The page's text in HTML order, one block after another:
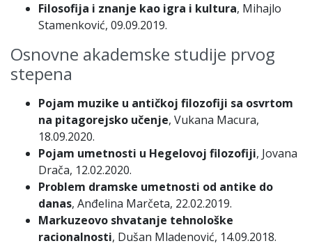
Filosofija i znanje kao igra i kultura, Mihajlo
Stamenković, 09.09.2019.
Osnovne akademske studije prvog
stepena
Pojam muzike u antičkoj filozofiji sa osvrtom
na pitagorejsko učenje, Vukana Macura,
18.09.2020.
Pojam umetnosti u Hegelovoj filozofiji, Jovana
Drača, 12.02.2020.
Problem dramske umetnosti od antike do
danas, Anđelina Marčeta, 22.02.2019.
Markuzeovo shvatanje tehnološke
racionalnosti, Dušan Mladenović, 14.09.2018.